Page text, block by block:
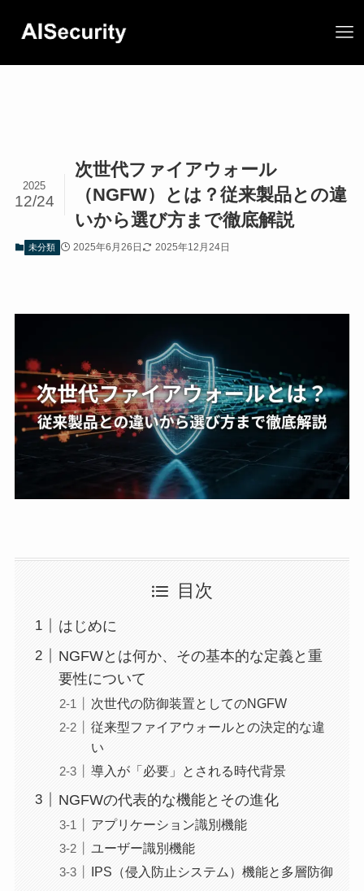
次世代ファイアウォール
（NGFW）とは？従来製品との違
いから選び方まで徹底解説
2025
12/24
未分類 2025年6月26日 2025年12月24日
目次
はじめに
NGFWとは何か、その基本的な定義と重
要性について
次世代の防御装置としてのNGFW
従来型ファイアウォールとの決定的な違
い
導入が「必要」とされる時代背景
NGFWの代表的な機能とその進化
アプリケーション識別機能
ユーザー識別機能
IPS（侵入防止システム）機能と多層防御